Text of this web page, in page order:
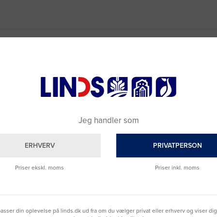
Jeg handler som
ERHVERV
Priser ekskl. moms
PRIVATPERSON
Priser inkl. moms
din oplevelse på linds.dk ud fra om du vælger privat eller erhverv og viser